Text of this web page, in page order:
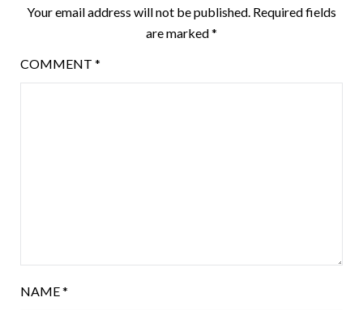
Your email address will not be published. Required fields
are marked*
COMMENT *
NAME*